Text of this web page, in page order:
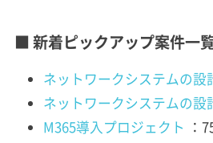
■ 新着ピックアップ案件一
ネットワークシステムの設
ネットワークシステムの設
M365導入プロジェクト ：